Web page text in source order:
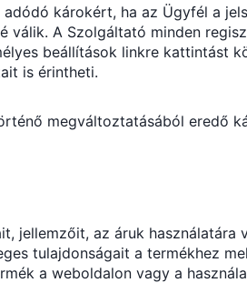
károkért, ha az Ügyfél a
válik. A Szolgáltató minden
beállítások linkre kattintást
is érintheti.
megváltoztatásából eredő
jellemzőit, az áruk
tulajdonságait a termékhez
a weboldalon vagy a